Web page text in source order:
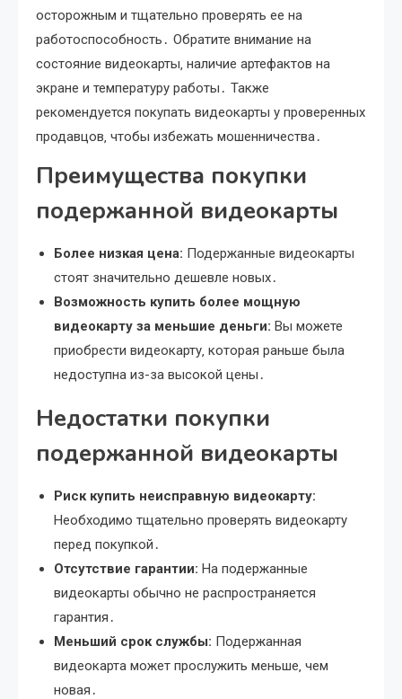
осторожным и тщательно проверять ее на
работоспособность․ Обратите внимание на
состояние видеокарты‚ наличие артефактов на
экране и температуру работы․ Также
рекомендуется покупать видеокарты у проверенных
продавцов‚ чтобы избежать мошенничества․
Преимущества покупки
подержанной видеокарты
Более низкая цена: Подержанные видеокарты
стоят значительно дешевле новых․
Возможность купить более мощную
видеокарту за меньшие деньги: Вы можете
приобрести видеокарту‚ которая раньше была
недоступна из-за высокой цены․
Недостатки покупки
подержанной видеокарты
Риск купить неисправную видеокарту:
Необходимо тщательно проверять видеокарту
перед покупкой․
Отсутствие гарантии: На подержанные
видеокарты обычно не распространяется
гарантия․
Меньший срок службы: Подержанная
видеокарта может прослужить меньше‚ чем
новая․